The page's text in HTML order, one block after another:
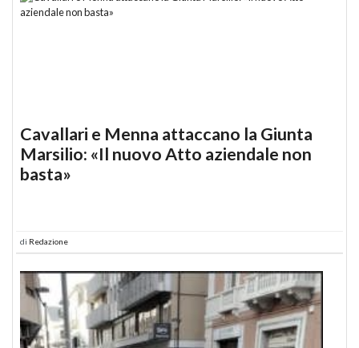
Cavallari e Menna attaccano la Giunta
Marsilio: «Il nuovo Atto aziendale non
basta»
di Redazione